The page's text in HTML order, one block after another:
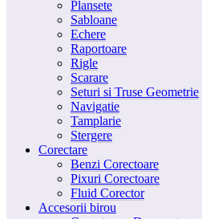
Plansete
Sabloane
Echere
Raportoare
Rigle
Scarare
Seturi si Truse Geometrie
Navigatie
Tamplarie
Stergere
Corectare
Benzi Corectoare
Pixuri Corectoare
Fluid Corector
Accesorii birou